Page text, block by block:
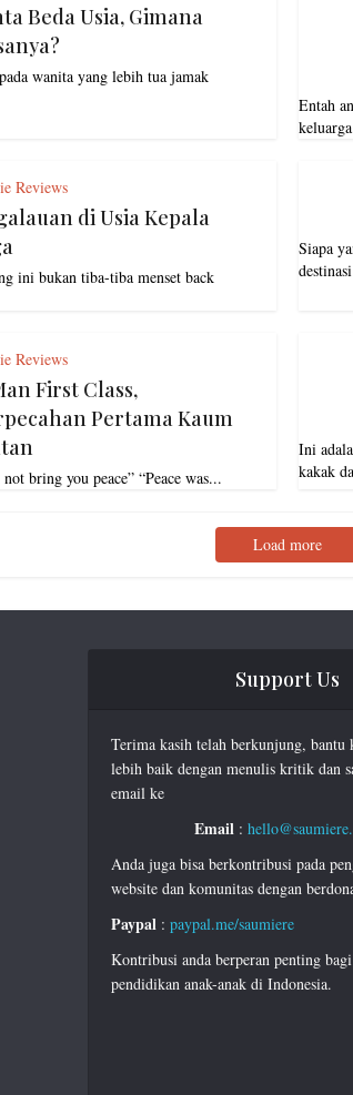
Beda Usia, Gimana
wanita yang lebih tua jamak
Entah
Reviews
di Usia Kepala
ini bukan tiba-tiba menset back
Siapa
Reviews
First Class,
Pertama Kaum
bring you peace” “Peace was...
Ini
kakak
Load more
Support Us
Terima kasih telah berkunjung, bantu
lebih baik dengan menulis kritik dan
email ke
Email :
Anda juga bisa berkontribusi pada
website dan komunitas dengan
Paypal: paypal.me/saumiere
Kontribusi anda berperan penting
pendidikan anak-anak di Indonesia.